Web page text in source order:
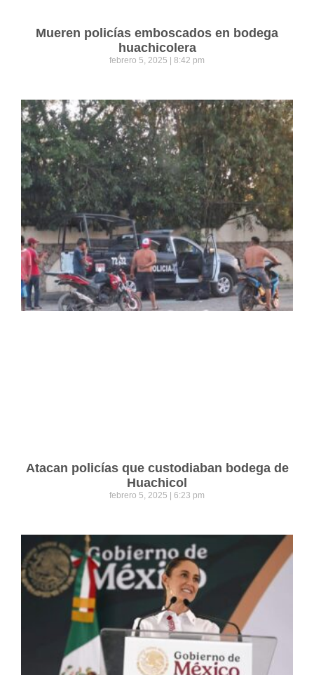
Mueren policías emboscados en bodega
huachicolera
febrero 5, 2025 8:42 pm
Atacan policías que custodiaban bodega de
Huachicol
febrero 5, 2025 6:23 pm